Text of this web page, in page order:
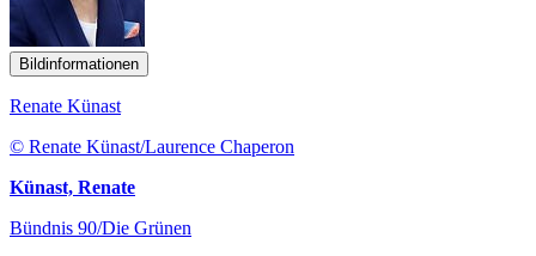
Bildinformationen
Renate Künast
© Renate Künast/Laurence Chaperon
Künast, Renate
Bündnis 90/Die Grünen